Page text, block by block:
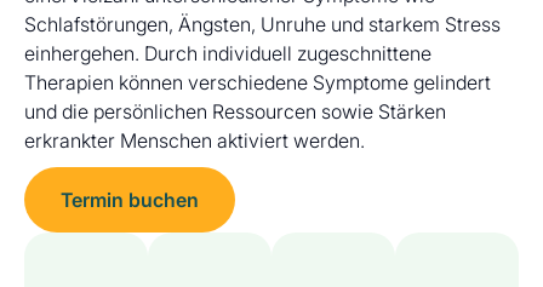
Schlafstörungen, Ängsten, Unruhe und starkem Stress
einhergehen. Durch individuell zugeschnittene
Therapien können verschiedene Symptome gelindert
und die persönlichen Ressourcen sowie Stärken
erkrankter Menschen aktiviert werden.
Termin buchen